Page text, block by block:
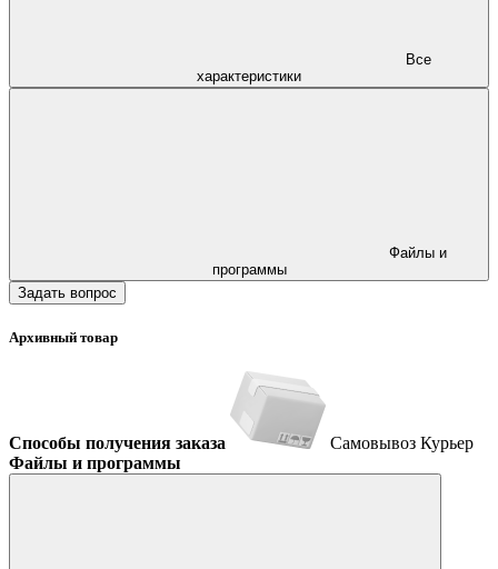
характеристики
программы
Задать вопрос
Архивный товар
Способы получения заказа Самовывоз Курьер
Файлы и программы